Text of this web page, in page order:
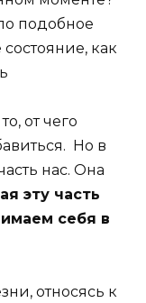
подобное
как
от чего
Но в
нас. Она
эту часть
себя в
относясь к